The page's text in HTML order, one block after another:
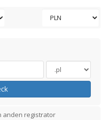
anden registrator